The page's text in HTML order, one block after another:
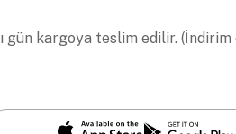
gün kargoya teslim edilir.